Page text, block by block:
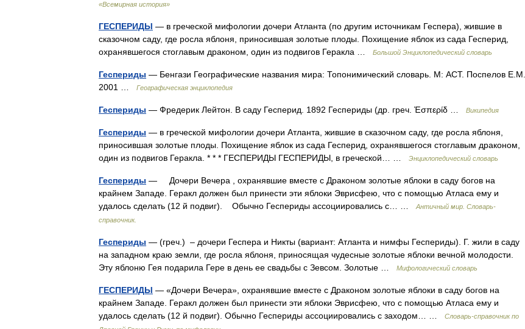
«Всемирная история»
ГЕСПЕРИДЫ — в греческой мифологии дочери Атланта (по другим источникам Геспера), жившие в
сказочном саду, где росла яблоня, приносившая золотые плоды. Похищение яблок из сада Гесперид,
охранявшегося стоглавым драконом, один из подвигов Геракла …
Большой Энциклопедический словарь
Геспериды — Бенгази Географические названия мира: Топонимический словарь. М: АСТ. Поспелов Е.М.
2001 …
Географическая энциклопедия
Геспериды — Фредерик Лейтон. В саду Гесперид. 1892 Геспериды (др. греч. Ἑσπερίδ … Википедия
Геспериды — в греческой мифологии дочери Атланта, жившие в сказочном саду, где росла яблоня,
приносившая золотые плоды. Похищение яблок из сада Гесперид, охранявшегося стоглавым драконом,
один из подвигов Геракла. * * * ГЕСПЕРИДЫ ГЕСПЕРИДЫ, в греческой… …
Энциклопедический словарь
Геспериды — Дочери Вечера , охранявшие вместе с Драконом золотые яблоки в саду богов на
крайнем Западе. Геракл должен был принести эти яблоки Эврисфею, что с помощью Атласа ему и
удалось сделать (12 й подвиг). Обычно Геспериды ассоциировались с… …
Античный мир. Словарь-
справочник.
Геспериды — (греч.) – дочери Геспера и Никты (вариант: Атланта и нимфы Геспериды). Г. жили в саду
на западном краю земли, где росла яблоня, приносящая чудесные золотые яблоки вечной молодости.
Эту яблоню Гея подарила Гере в день ее свадьбы с Зевсом. Золотые …
Мифологический словарь
ГЕСПЕРИДЫ — «Дочери Вечера», охранявшие вместе с Драконом золотые яблоки в саду богов на
крайнем Западе. Геракл должен был принести эти яблоки Эврисфею, что с помощью Атласа ему и
удалось сделать (12 й подвиг). Обычно Геспериды ассоциировались с заходом… …
Cловарь-справочник по